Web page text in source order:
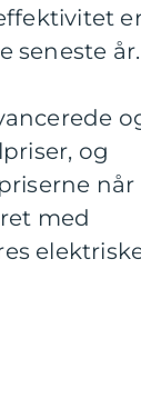
seneste år.
og
når
med